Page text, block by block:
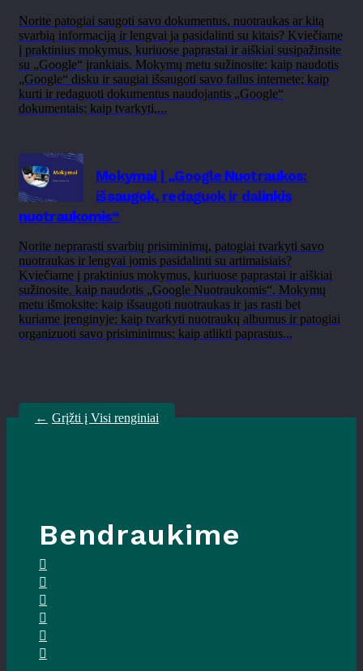
Norite patogiai saugoti savo dokumentus, nuotraukas ar kitą
svarbią informaciją ir lengvai ja pasidalinti su kitais? Kviečiame
į praktinius mokymus, kuriuose paprastai ir aiškiai susipažinsite
su „Google“ įrankiais. Mokymų metu sužinosite: kaip naudotis
„Google“ disku ir saugiai išsaugoti savo failus internete; kaip
kurti ir redaguoti dokumentus naudojantis „Google“
dokumentais; kaip tvarkyti,...
Mokymai | „Google Nuotraukos:
išsaugok, redaguok ir dalinkis
nuotraukomis“
Norite neprarasti svarbių prisiminimų, patogiai tvarkyti savo
nuotraukas ir lengvai jomis pasidalinti su artimaisiais?
Kviečiame į praktinius mokymus, kuriuose paprastai ir aiškiai
sužinosite, kaip naudotis „Google Nuotraukomis“. Mokymų
metu išmoksite: kaip išsaugoti nuotraukas ir jas rasti bet
kuriame įrenginyje; kaip tvarkyti nuotraukų albumus ir patogiai
organizuoti savo prisiminimus; kaip atlikti paprastus...
← Grįžti į Visi renginiai
Bendraukime